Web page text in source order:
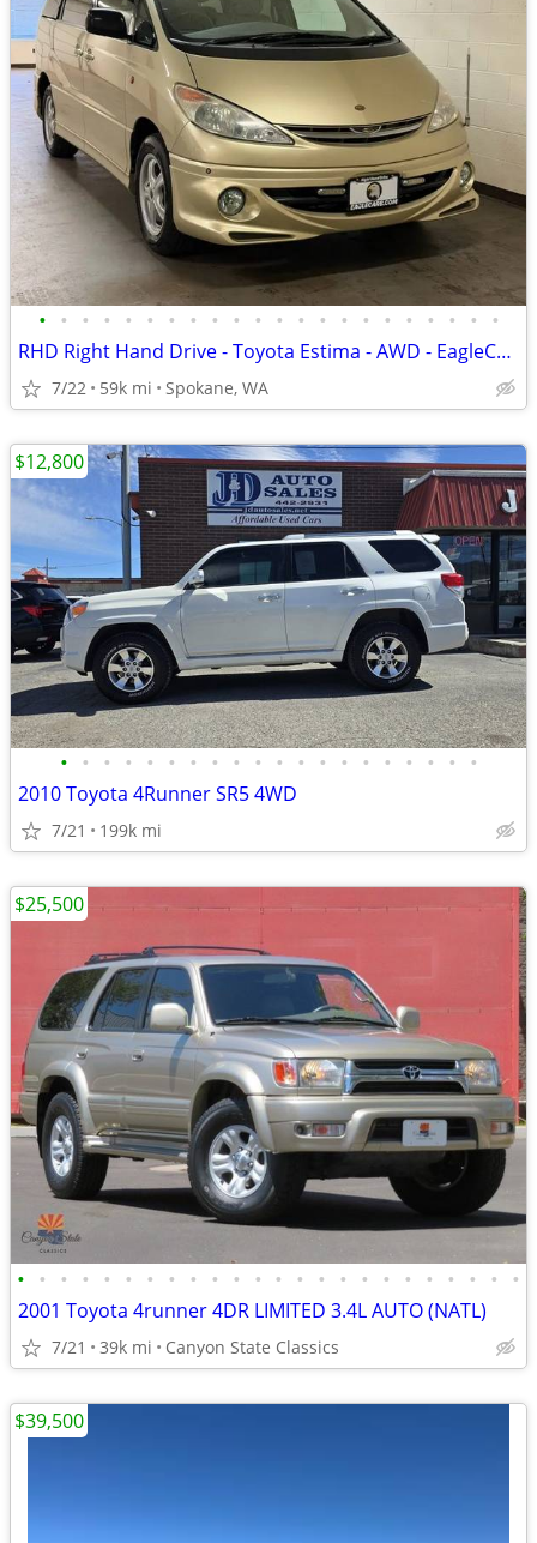
• • • • • • • • • • • • • • • • • • • • • •
RHD Right Hand Drive - Toyota Estima - AWD - EagleCars.com
7/22 59k mi Spokane, WA
• • • • • • • • • • • • • • • • • • • •
2010 Toyota 4Runner SR5 4WD
7/21 199k mi
$12,800
• • • • • • • • • • • • • • • • • • • • • • • •
2001 Toyota 4runner 4DR LIMITED 3.4L AUTO (NATL)
7/21 39k mi Canyon State Classics
$25,500
$39,500